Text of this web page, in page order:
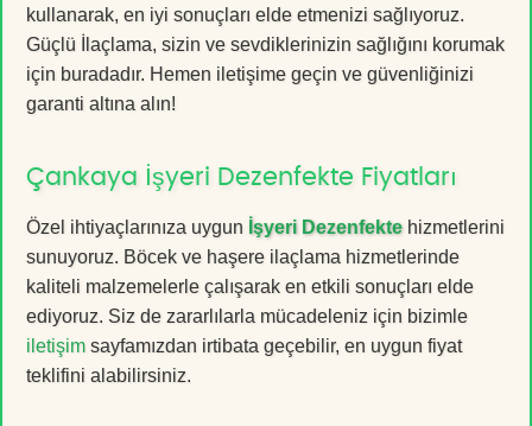
kullanarak, en iyi sonuçları elde etmenizi sağlıyoruz.
Güçlü İlaçlama, sizin ve sevdiklerinizin sağlığını korumak
için buradadır. Hemen iletişime geçin ve güvenliğinizi
garanti altına alın!
Çankaya İşyeri Dezenfekte Fiyatları
Özel ihtiyaçlarınıza uygun İşyeri Dezenfektehizmetlerini
sunuyoruz. Böcek ve haşere ilaçlama hizmetlerinde
kaliteli malzemelerle çalışarak en etkili sonuçları elde
ediyoruz. Siz de zararlılarla mücadeleniz için bizimle
iletişim sayfamızdan irtibata geçebilir, en uygun fiyat
teklifini alabilirsiniz.